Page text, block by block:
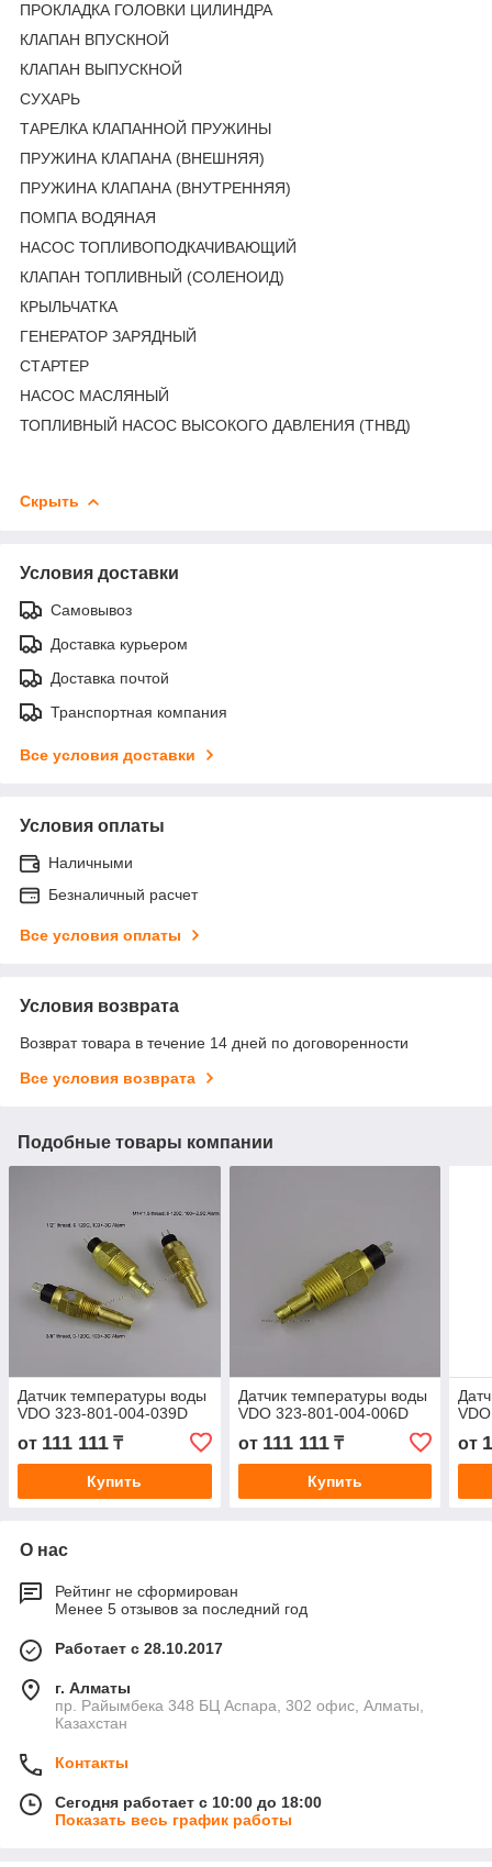
ПРОКЛАДКА ГОЛОВКИ ЦИЛИНДРА
КЛАПАН ВПУСКНОЙ
КЛАПАН ВЫПУСКНОЙ
СУХАРЬ
ТАРЕЛКА КЛАПАННОЙ ПРУЖИНЫ
ПРУЖИНА КЛАПАНА (ВНЕШНЯЯ)
ПРУЖИНА КЛАПАНА (ВНУТРЕННЯЯ)
ПОМПА ВОДЯНАЯ
НАСОС ТОПЛИВОПОДКАЧИВАЮЩИЙ
КЛАПАН ТОПЛИВНЫЙ (СОЛЕНОИД)
КРЫЛЬЧАТКА
ГЕНЕРАТОР ЗАРЯДНЫЙ
СТАРТЕР
НАСОС МАСЛЯНЫЙ
ТОПЛИВНЫЙ НАСОС ВЫСОКОГО ДАВЛЕНИЯ (ТНВД)
Скрыть
Условия доставки
Самовывоз
Доставка курьером
Доставка почтой
Транспортная компания
Все условия доставки
Условия оплаты
Наличными
Безналичный расчет
Все условия оплаты
Условия возврата
Возврат товара в течение 14 дней по договоренности
Все условия возврата
Подобные товары компании
Датчик температуры воды
VDO 323-801-004-039D
от 111 111 ₸
Купить
Датчик температуры воды
VDO 323-801-004-006D
от 111 111₸
Купить
от
О нас
Рейтинг не сформирован
Менее 5 отзывов за последний год
Работает с 28.10.2017
г. Алматы
пр. Райымбека 348 БЦ Аспара, 302 офис, Алматы,
Казахстан
Контакты
Сегодня работает с 10:00 до 18:00
Показать весь график работы